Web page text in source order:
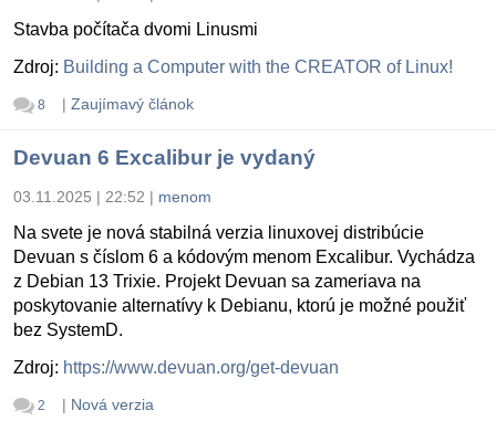
Stavba počítača dvomi Linusmi
Zdroj: Building a Computer with the CREATOR of Linux!
8 | Zaujímavý článok
Devuan 6 Excalibur je vydaný
03.11.2025 | 22:52 | menom
Na svete je nová stabilná verzia linuxovej distribúcie
Devuan s číslom 6 a kódovým menom Excalibur. Vychádza
z Debian 13 Trixie. Projekt Devuan sa zameriava na
poskytovanie alternatívy k Debianu, ktorú je možné použiť
bez SystemD.
Zdroj: https://www.devuan.org/get-devuan
2 | Nová verzia